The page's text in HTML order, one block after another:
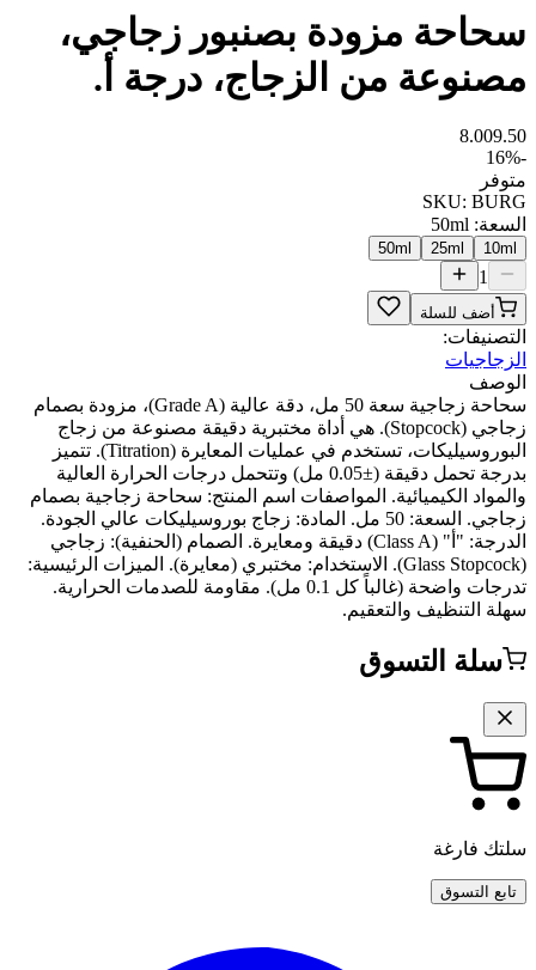
سحاحة مزودة بصنبور زجاجي،
مصنوعة من الزجاج، درجة أ.
8.009.50
16%
متوفر
SKU:BURG
السعة:
50ml
10ml
25ml
50ml
أضف للسلة
التصنيفات:
الزجاجيات
الوصف
سحاحة زجاجية سعة 50 مل، دقة عالية (Grade A)، مزودة بصمام
زجاجي (Stopcock). هي أداة مختبرية دقيقة مصنوعة من زجاج
البوروسيليكات، تستخدم في عمليات المعايرة (Titration). تتميز
بدرجة تحمل دقيقة (±0.05 مل) وتتحمل درجات الحرارة العالية
والمواد الكيميائية. المواصفات اسم المنتج: سحاحة زجاجية بصمام
زجاجي. السعة: 50 مل. المادة: زجاج بوروسيليكات عالي الجودة.
الدرجة: "أ" (Class A) دقيقة ومعايرة. الصمام (الحنفية): زجاجي
(Glass Stopcock). الاستخدام: مختبري (معايرة). الميزات الرئيسية:
تدرجات واضحة (غالباً كل 0.1 مل). مقاومة للصدمات الحرارية.
سهلة التنظيف والتعقيم.
سلة التسوق
سلتك فارغة
تابع التسوق